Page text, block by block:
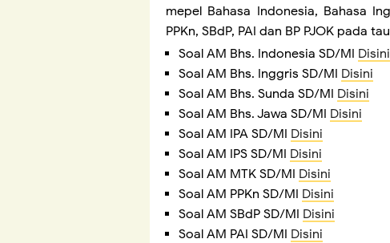
mepel Bahasa Indonesia, Bahasa
PPKn, SBdP, PAI dan BP PJOK pada
Soal AM Bhs. Indonesia SD/MI Disini
Soal AM Bhs. Inggris SD/MI Disini
Soal AM Bhs. Sunda SD/MI Disini
Soal AM Bhs. Jawa SD/MI Disini
Soal AM IPA SD/MI Disini
Soal AM IPS SD/MI Disini
Soal AM MTK SD/MI Disini
Soal AM PPKn SD/MI Disini
Soal AM SBdP SD/MI Disini
Soal AM PAI SD/MI Disini